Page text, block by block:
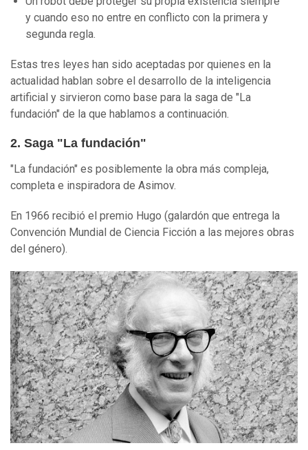
y cuando eso no entre en conflicto con la primera y
segunda regla.
Estas tres leyes han sido aceptadas por quienes en la
actualidad hablan sobre el desarrollo de la inteligencia
artificial y sirvieron como base para la saga de "La
fundación" de la que hablamos a continuación.
2. Saga "La fundación"
"La fundación" es posiblemente la obra más compleja,
completa e inspiradora de Asimov.
En 1966 recibió el premio Hugo (galardón que entrega la
Convención Mundial de Ciencia Ficción a las mejores obras
del género).